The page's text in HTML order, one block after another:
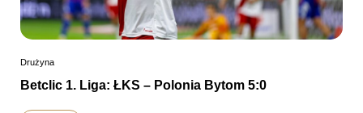
Drużyna
Betclic 1. Liga: ŁKS – Polonia Bytom 5:0